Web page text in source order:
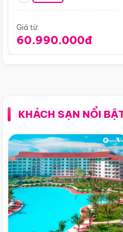
Giá từ:
60.990.000đ
KHÁCH SẠN NỔI